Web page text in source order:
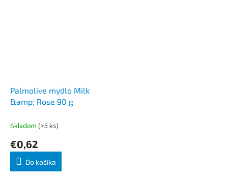
Palmolive mydlo Milk
&amp; Rose 90 g
Skladom (>5 ks)
€0,62
Do košíka